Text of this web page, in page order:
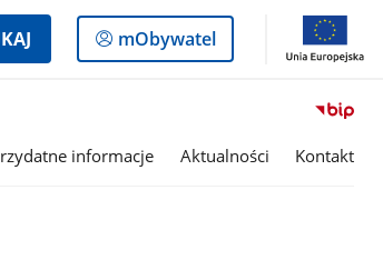
Logowanie
do
mObywatel
informacje Aktualności Kontakt